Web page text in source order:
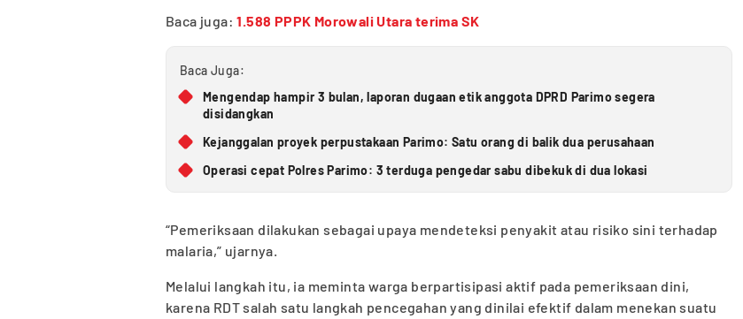
Baca juga:1.588 PPPK Morowali Utara terima SK
Baca Juga:
Mengendap hampir 3 bulan, laporan dugaan etik anggota DPRD Parimo segera
disidangkan
Kejanggalan proyek perpustakaan Parimo: Satu orang di balik dua perusahaan
Operasi cepat Polres Parimo: 3 terduga pengedar sabu dibekuk di dua lokasi
“Pemeriksaan dilakukan sebagai upaya mendeteksi penyakit atau risiko sini terhadap
malaria,” ujarnya.
Melalui langkah itu, ia meminta warga berpartisipasi aktif pada pemeriksaan dini,
karena RDT salah satu langkah pencegahan yang dinilai efektif dalam menekan suatu